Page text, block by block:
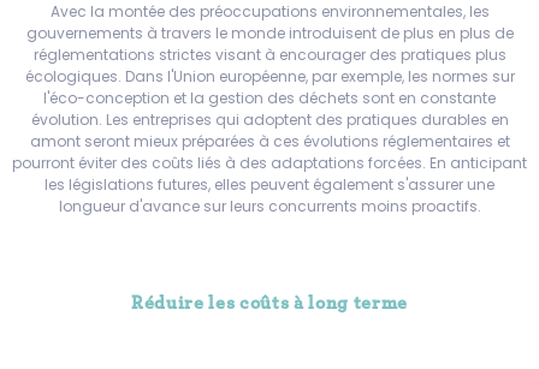
Avec la montée des préoccupations environnementales, les
gouvernements à travers le monde introduisent de plus en plus de
réglementations strictes visant à encourager des pratiques plus
écologiques. Dans l'Union européenne, par exemple, les normes sur
l'éco-conception et la gestion des déchets sont en constante
évolution. Les entreprises qui adoptent des pratiques durables en
amont seront mieux préparées à ces évolutions réglementaires et
pourront éviter des coûts liés à des adaptations forcées. En anticipant
les législations futures, elles peuvent également s'assurer une
longueur d'avance sur leurs concurrents moins proactifs.
Réduire les coûts à long terme